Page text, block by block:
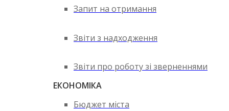
Запит на отримання
Звіти з надходження
Звіти про роботу зі зверненнями
ЕКОНОМІКА
Бюджет міста